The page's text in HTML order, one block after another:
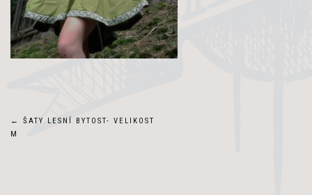
Navigace
←
ŠATY LESNÍ BYTOST- VELIKOST
M